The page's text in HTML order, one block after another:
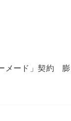
メード」契約